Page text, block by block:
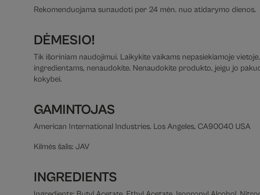
Rekomenduojama sunaudoti per 24 mėn. nuo atidarymo dienos.
DĖMESIO!
Tik išoriniam naudojimui. Laikykite vaikams nepasiekiamoje
ingredientams, nenaudokite. Nenaudokite produkto, jeigu jo
kokybei.
GAMINTOJAS
American International Industries. Los Angeles, CA90040 USA
Kilmės šalis: JAV
INGREDIENTS